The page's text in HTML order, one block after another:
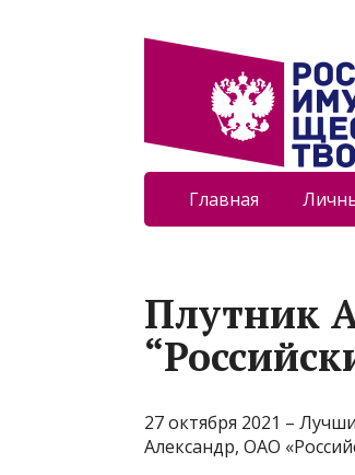
Главная
Плутник
27 октября 2021 –
Александр, ОАО